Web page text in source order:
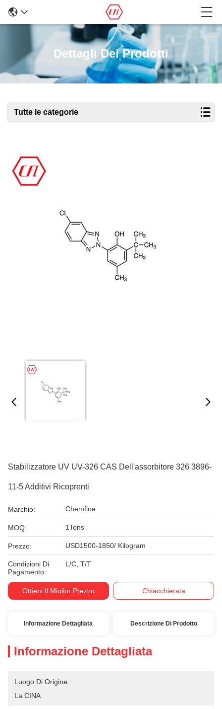
Dettagli Dei Prodotti
Tutte le categorie
Stabilizzatore UV UV-326 CAS Dell'assorbitore 326 3896-
11-5 Additivi Ricoprenti
Marchio: Chemfine
MOQ: 1Tons
Prezzo: USD1500-1850/ Kilogram
Condizioni Di
Pagamento:
L/C, T/T
Ottieni Il Miglior Prezzo Chiacchierata
Informazione Dettagliata Descrizione Di Prodotto
Informazione Dettagliata
Luogo Di Origine:
La CINA